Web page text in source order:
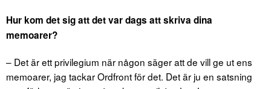
Hur kom det sig att det var dags att skriva dina
memoarer?
– Det är ett privilegium när någon säger att de vill ge ut ens
memoarer, jag tackar Ordfront för det. Det är ju en satsning